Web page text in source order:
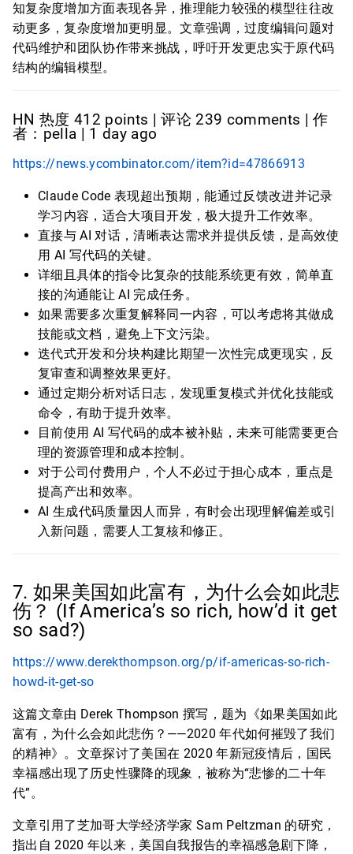
知复杂度增加方面表现各异，推理能力较强的模型往往改
动更多，复杂度增加更明显。文章强调，过度编辑问题对
代码维护和团队协作带来挑战，呼吁开发更忠实于原代码
结构的编辑模型。
HN 热度 412 points | 评论 239 comments | 作
者：pella | 1 day ago
https://news.ycombinator.com/item?id=47866913
Claude Code 表现超出预期，能通过反馈改进并记录
学习内容，适合大项目开发，极大提升工作效率。
直接与 AI 对话，清晰表达需求并提供反馈，是高效使
用 AI 写代码的关键。
详细且具体的指令比复杂的技能系统更有效，简单直
接的沟通能让 AI 完成任务。
如果需要多次重复解释同一内容，可以考虑将其做成
技能或文档，避免上下文污染。
迭代式开发和分块构建比期望一次性完成更现实，反
复审查和调整效果更好。
通过定期分析对话日志，发现重复模式并优化技能或
命令，有助于提升效率。
目前使用 AI 写代码的成本被补贴，未来可能需要更合
理的资源管理和成本控制。
对于公司付费用户，个人不必过于担心成本，重点是
提高产出和效率。
AI 生成代码质量因人而异，有时会出现理解偏差或引
入新问题，需要人工复核和修正。
7. 如果美国如此富有，为什么会如此悲
伤？ (If America’s so rich, how’d it get
so sad?)
https://www.derekthompson.org/p/if-americas-so-rich-
howd-it-get-so
这篇文章由 Derek Thompson 撰写，题为《如果美国如此
富有，为什么会如此悲伤？——2020 年代如何摧毁了我们
的精神》。文章探讨了美国在 2020 年新冠疫情后，国民
幸福感出现了历史性骤降的现象，被称为“悲惨的二十年
代”。
文章引用了芝加哥大学经济学家 Sam Peltzman 的研究，
指出自 2020 年以来，美国自我报告的幸福感急剧下降，